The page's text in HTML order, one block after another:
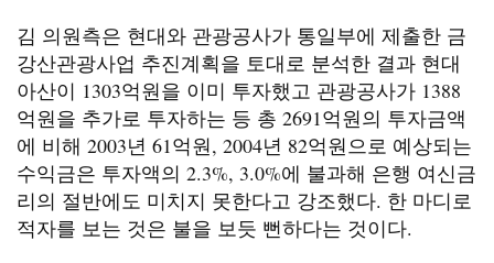
김 의원측은 현대와 관광공사가 통일부에 제출한 금
강산관광사업 추진계획을 토대로 분석한 결과 현대
아산이 1303억원을 이미 투자했고 관광공사가 1388
억원을 추가로 투자하는 등 총 2691억원의 투자금액
에 비해 2003년 61억원, 2004년 82억원으로 예상되는
수익금은 투자액의 2.3%, 3.0%에 불과해 은행 여신금
리의 절반에도 미치지 못한다고 강조했다. 한 마디로
적자를 보는 것은 불을 보듯 뻔하다는 것이다.